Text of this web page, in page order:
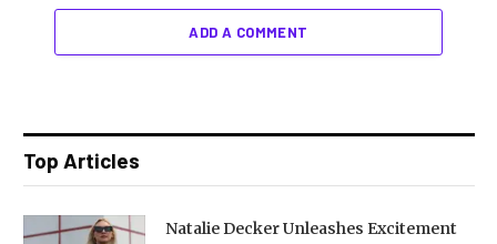
ADD A COMMENT
Top Articles
Natalie Decker Unleashes Excitement